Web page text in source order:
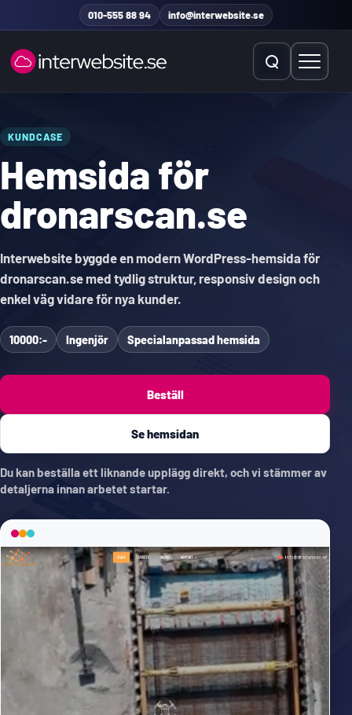
Hoppa till innehåll010-555 88 94 info@interwebsite.se
Öppna sökÖppna
Sök på hela sidan
Sök efter:
KUNDCASE
Hemsida för
dronarscan.se
Interwebsite byggde en modern WordPress-hemsida för
dronarscan.se med tydlig struktur, responsiv design och
enkel väg vidare för nya kunder.
10000:- Ingenjör Specialanpassad hemsida
Beställ
Se hemsidan
Du kan beställa ett liknande upplägg direkt, och vi stämmer av
detaljerna innan arbetet startar.